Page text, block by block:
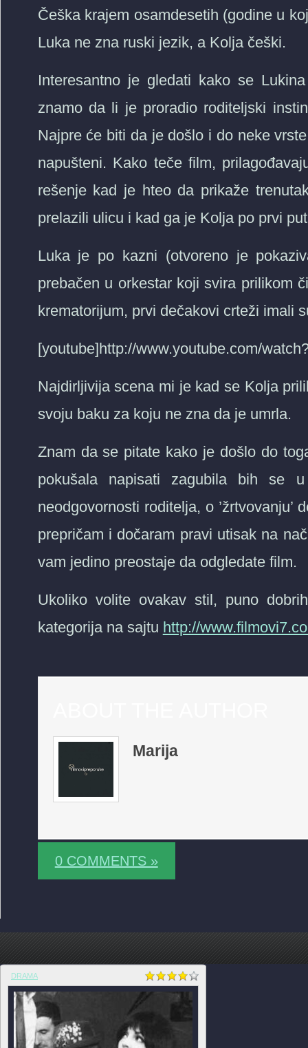
Češka krajem osamdesetih (godine u
Luka ne zna ruski jezik, a Kolja češki.
Interesantno je gledati kako se
znamo da li je proradio roditeljski
Najpre će biti da je došlo i do neke
napušteni. Kako teče film,
rešenje kad je hteo da prikaže
prelazili ulicu i kad ga je Kolja po prvi
Luka je po kazni (otvoreno je
prebačen u orkestar koji svira prilikom
krematorijum, prvi dečakovi crteži imali
[youtube]http://www.youtube.com/
Najdirljivija scena mi je kad se Kolja
svoju baku za koju ne zna da je umrla.
Znam da se pitate kako je došlo do
pokušala napisati zagubila bih se u
neodgovornosti roditelja, o
prepričam i dočaram pravi utisak na
vam jedino preostaje da odgledate film.
Ukoliko volite ovakav stil, puno
kategorija na sajtu http://
Marija
0 COMMENTS »
DRAMA